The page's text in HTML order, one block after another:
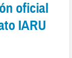
oficial
IARU